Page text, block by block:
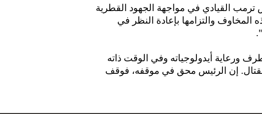
بدور الرئيس ترمب القيادي في مواجهة الجهود القطرية
المخاوف والتزامها بإعادة النظر في
ورعاية أيدولوجياته وفي الوقت ذاته
إن الرئيس محق في موقفه، فوقف